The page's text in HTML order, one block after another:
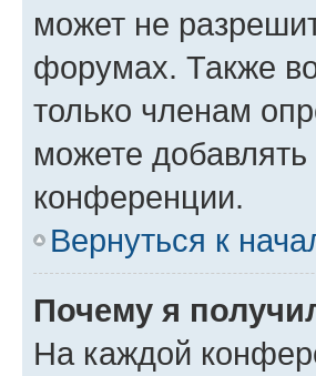
может не
форумах. Также
только членам
можете
конференции.
Вернуться к
Почему я
На каждой